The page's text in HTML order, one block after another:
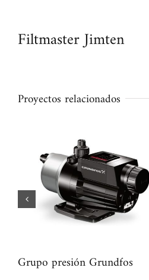
Filtmaster Jimten
Proyectos relacionados
Grupo presión Grundfos